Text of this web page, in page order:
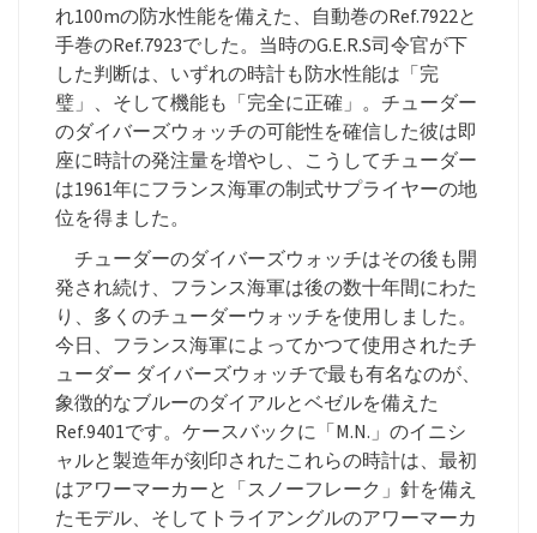
れ100mの防水性能を備えた、自動巻のRef.7922と
手巻のRef.7923でした。当時のG.E.R.S司令官が下
した判断は、いずれの時計も防水性能は「完
璧」、そして機能も「完全に正確」。チューダー
のダイバーズウォッチの可能性を確信した彼は即
座に時計の発注量を増やし、こうしてチューダー
は1961年にフランス海軍の制式サプライヤーの地
位を得ました。
チューダーのダイバーズウォッチはその後も開
発され続け、フランス海軍は後の数十年間にわた
り、多くのチューダーウォッチを使用しました。
今日、フランス海軍によってかつて使用されたチ
ューダー ダイバーズウォッチで最も有名なのが、
象徴的なブルーのダイアルとベゼルを備えた
Ref.9401です。ケースバックに「M.N.」のイニシ
ャルと製造年が刻印されたこれらの時計は、最初
はアワーマーカーと「スノーフレーク」針を備え
たモデル、そしてトライアングルのアワーマーカ